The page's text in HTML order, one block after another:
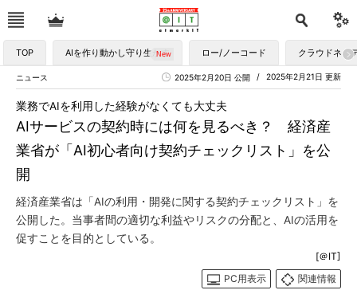
TOP AIを作り動かし守り生かす ロー/ノーコード クラウドネイ
ニュース 2025年2月21日 更新
2025年2月20日 公開
AIサービスの契約時には何を見るべき？ 経済産
業省が「AI初心者向け契約チェックリスト」を公
開
業務でAIを利用した経験がなくても大丈夫
経済産業省は「AIの利用・開発に関する契約チェックリスト」を
公開した。当事者間の適切な利益やリスクの分配と、AIの活用を
促すことを目的としている。
[＠IT]
PC用表示
関連情報